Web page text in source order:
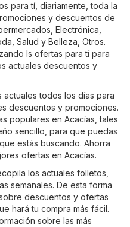
para tí, diariamente, toda la
y descuentos de
Electrónica
Salud y Belleza Otros.
ls ofertas para tí para
actuales descuentos y
todos los días para
descuentos y promociones.
populares en Acacías, tales
sencillo, para que puedas
estás buscando. Ahorra
ofertas en Acacías.
los actuales folletos,
semanales. De esta forma
descuentos y ofertas
hará tu compra más fácil.
sobre las más